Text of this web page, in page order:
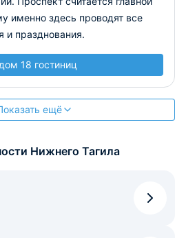
именно здесь проводят все
и празднования.
18 гостиниц
ещё
Нижнего Тагила